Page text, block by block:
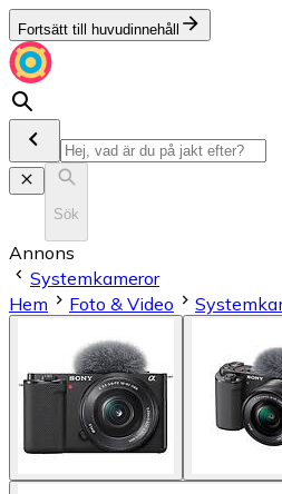
Fortsätt till huvudinnehåll
Sök
Annons
Systemkameror
Hem
Foto & Video